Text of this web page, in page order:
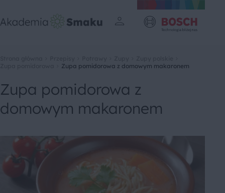
Zupa pomidorowa z domowym makaronem
Zupa pomidorowa z
domowym makaronem